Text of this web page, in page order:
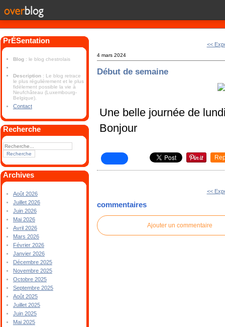
PrÉSentation
Blog : le blog chestrolais
Description : Le blog retrace
le plus régulièrement et le plus
fidèlement possible la vie à
Neufchâteau (Luxembourg-
Belgique).
Contact
Recherche
Archives
Août 2026
Juillet 2026
Juin 2026
Mai 2026
Avril 2026
Mars 2026
Février 2026
Janvier 2026
Décembre 2025
Novembre 2025
Octobre 2025
Septembre 2025
Août 2025
Juillet 2025
Juin 2025
Mai 2025
<<
4 mars 2024
Début de semaine
Une belle journée de
Bonjour
<<
commentaires
Ajouter un commentaire